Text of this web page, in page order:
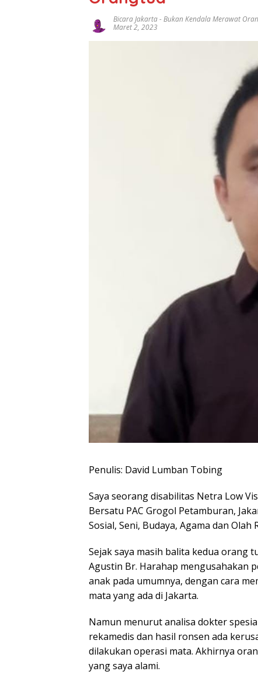
Bicara Jakarta-Bukan Kendala Merawat
Maret 2, 2023
Penulis: David Lumban Tobing
Saya seorang disabilitas Netra Low
Bersatu PAC Grogol Petamburan,
Sosial, Seni, Budaya, Agama dan Olah
Sejak saya masih balita kedua orang
Agustin Br. Harahap mengusahakan
anak pada umumnya, dengan cara
mata yang ada di Jakarta.
Namun menurut analisa dokter
rekamedis dan hasil ronsen ada
dilakukan operasi mata. Akhirnya
yang saya alami.